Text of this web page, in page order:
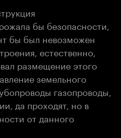
бы безопасности,
бы был невозможен
естественно,
размещение этого
земельного
газопроводы,
да проходят, но в
от данного